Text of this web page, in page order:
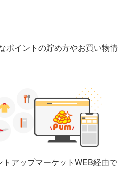
ポイントの貯め方やお買い物情
トアップマーケットWEB経由で